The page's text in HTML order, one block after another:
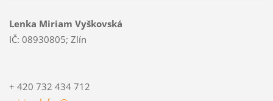
Lenka Miriam Vyškovská
IČ: 08930805; Zlín
+ 420 732 434 712